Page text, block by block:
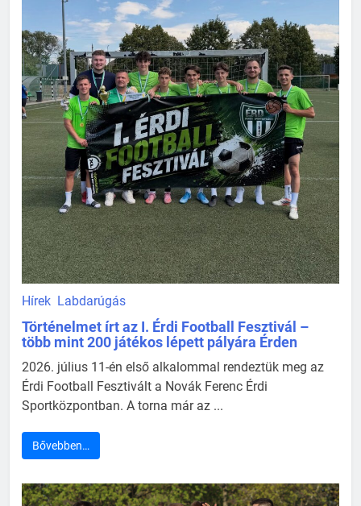
Hírek Labdarúgás
Történelmet írt az I. Érdi Football Fesztivál –
több mint 200 játékos lépett pályára Érden
2026. július 11-én első alkalommal rendeztük meg az
Érdi Football Fesztivált a Novák Ferenc Érdi
Sportközpontban. A torna már az ...
Bővebben…